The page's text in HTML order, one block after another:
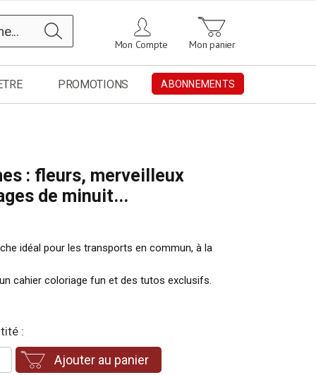
Mon panier
Mon Compte
PROMOTIONS ABONNEMENTS
: fleurs, merveilleux
de minuit...
idéal pour les transports en commun, à la
cahier coloriage fun et des tutos exclusifs.
:
Ajouter au panier